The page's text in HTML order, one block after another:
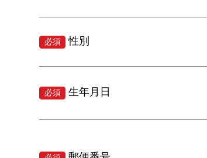
必須 性別
必須 生年月日